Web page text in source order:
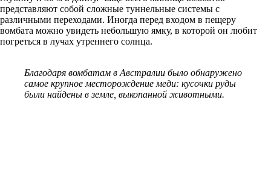
представляют собой сложные туннельные системы с
различными переходами. Иногда перед входом в пещеру
вомбата можно увидеть небольшую ямку, в которой он любит
погреться в лучах утреннего солнца.
Благодаря вомбатам в Австралии было обнаружено
самое крупное месторождение меди: кусочки руды
были найдены в земле, выкопанной животными.